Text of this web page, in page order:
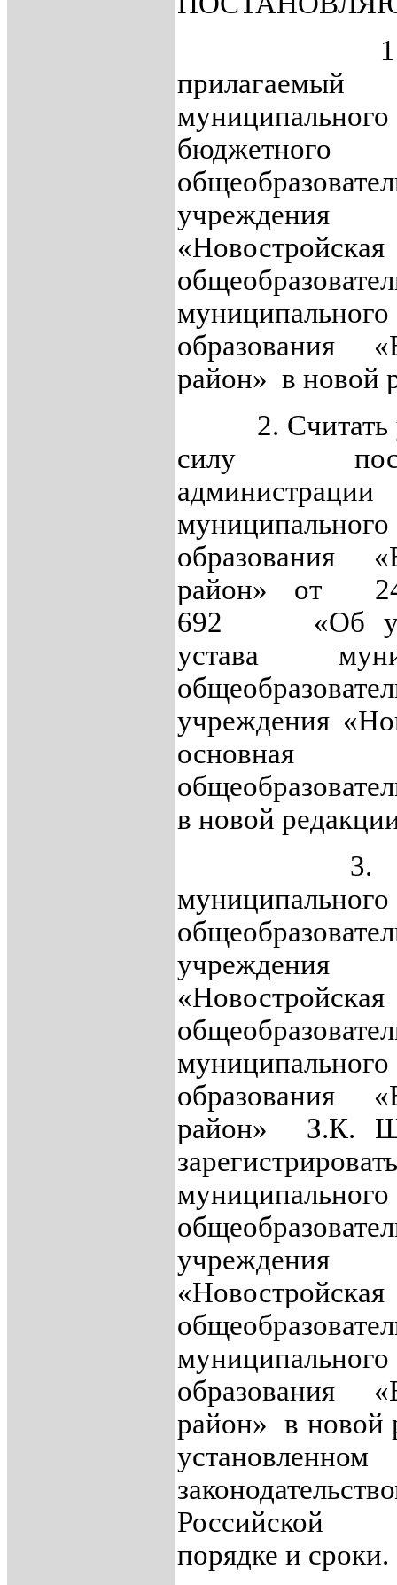
1.
муниципального
бюджетного
учреждения
муниципального
образования
район» в новой
2. Считать
силу
администрации
муниципального
образования
район» от
692 «Об
устава
учреждения
основная
в новой
3.
учреждения
муниципального
образования
район» З.К.
учреждения
муниципального
образования
район» в
установленном
Российской
порядке и сроки.